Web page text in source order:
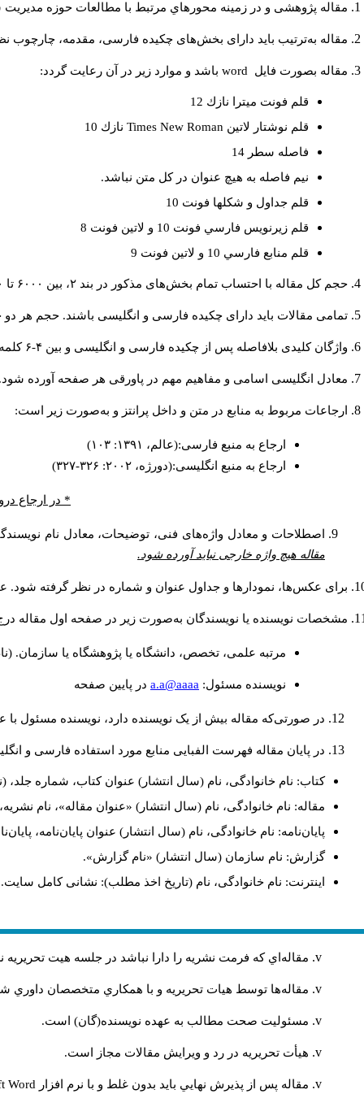
مقاله پژوهشی و در زمینه محورهاي مرتبط با مطالعات حوزه
مقاله به‌ترتیب باید دارای بخش‌های چکیده فارسی، مقدمه، چارچوب
مقاله بصورت فايل word باشد و موارد زير در آن رعايت گردد:
قلم فونت ميترا نازك 12
قلم نوشتار لاتين Times New Roman نازك 10
فاصله سطر 14
نيم فاصله به هيچ عنوان در كل متن نباشد.
قلم جداول و شكلها فونت 10
قلم زيرنويس فارسي فونت 10 و لاتين فونت 8
قلم منابع فارسي 10 و لاتين فونت 9
حجم کل مقاله با احتساب تمام بخش‌های مذکور در بند ۲، بین ۶۰۰۰ تا ۸۰۰۰کلمه باشد.
تمامی مقالات باید دارای چکیده فارسی و انگلیسی باشند. حجم هر دو چکیده کمتر از ۲۰۰ و بیشتر
واژگان کلیدی بلافاصله پس از چکیده فارسی و انگلیسی و بین ۴-۶ کلمه نوشته شود.
معادل انگلیسی اسامی و مفاهیم مهم در پاورقی هر صفحه آورده شود.
ارجاعات مربوط به منابع در متن و داخل پرانتز و به‌صورت زیر است:
ارجاع به منبع فارسی:(عالم، ۱۳۹۱: ۱۰۳)
ارجاع به منبع انگلیسی:(دورژه، ۲۰۰۲: ۳۲۶-۳۲۷)
* در ارجاع
اصطلاحات و معادل واژه‌های فنی، توضیحات، معادل نام
مقاله هیچ واژه خارجی نباید آورده شود.
برای عکس‌ها، نمودارها و جداول عنوان و شماره در نظر گرفته شود.
مشخصات نویسنده یا نویسندگان به‌صورت زیر در صفحه اول مقاله
مرتبه علمی، تخصص، دانشگاه یا پژوهشگاه یا سازمان.
نويسنده مسئول: a.a@aaaa در پايين صفحه
در صورتی‌که مقاله بیش از یک نویسنده دارد، نویسنده مسئول
در پایان مقاله فهرست الفبایی منابع مورد استفاده فارسی و
کتاب: نام خانوادگی، نام (سال انتشار) عنوان کتاب، شماره
مقاله: نام خانوادگی، نام (سال انتشار) «عنوان مقاله»، نام
پایان‌نامه: نام خانوادگی، نام (سال انتشار) عنوان پایان‌نامه،
گزارش: نام سازمان (سال انتشار) «نام گزارش».
اینترنت: نام خانوادگی، نام (تاریخ اخذ مطلب): نشانی کامل سایت.
مقاله‌اي كه فرمت نشريه را دارا نباشد در جلسه هيت
مقاله‌ها توسط هیات تحريريه و با همکاري متخصصان
مسئوليت صحت مطالب به عهده نويسنده(گان) است.
هيأت تحريريه در رد و ويرايش مقالات مجاز است.
مقاله پس از پذيرش نهايي باید بدون غلط و با نرم افزار Word